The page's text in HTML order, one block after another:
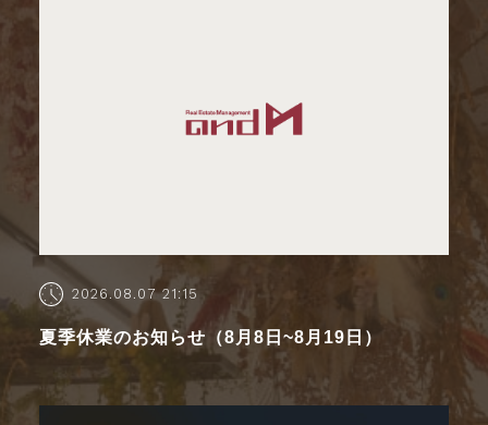
2026.08.07 21:15
夏季休業のお知らせ（8月8日~8月19日）